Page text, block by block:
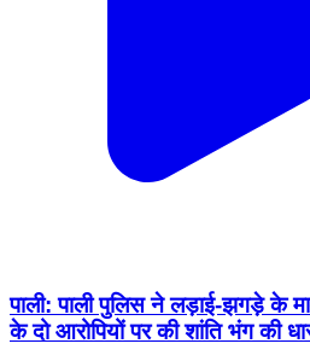
पाली: पाली पुलिस ने लड़ाई-झगड़े के
के दो आरोपियों पर की शांति भंग की